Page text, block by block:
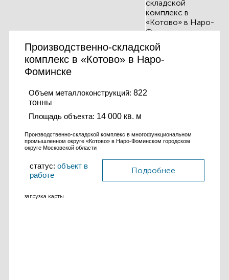
Производственно-складской
комплекс в «Котово» в Наро-
Фоминске
Объем металлоконструкций: 822
тонны
Площадь объекта: 14 000 кв. м
Производственно-складской комплекс в многофункциональном
промышленном округе «Котово» в Наро-Фоминском городском
округе Московской области
статус: объект в
работе
Подробнее
загрузка карты...